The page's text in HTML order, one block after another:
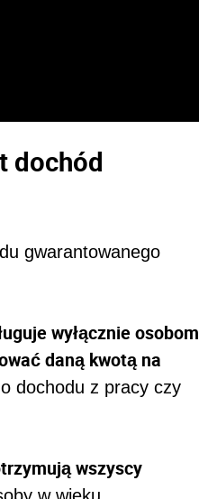
dochód
gwarantowanego
wyłącznie osobom
daną kwotą na
dochodu z pracy czy
wszyscy